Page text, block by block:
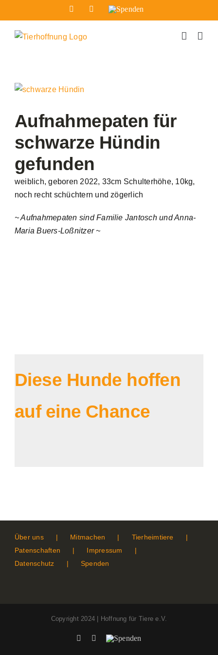
Inhalt
springen
FacebookInstagram
Spenden
Zeige
Bild
Aufnahmepaten für
schwarze Hündin
gefunden
weiblich, geboren 2022, 33cm Schulterhöhe, 10kg,
noch recht schüchtern und zögerlich
~ Aufnahmepaten sind Familie Jantosch und Anna-
Maria Buers-Loßnitzer ~
Diese Hunde hoffen
auf eine Chance
Über uns Mitmachen
Tierheimtiere
Patenschaften
Impressum
Datenschutz
Spenden
Copyright 2024 | Hoffnung für Tiere e.V.
FacebookInstagram
Spenden